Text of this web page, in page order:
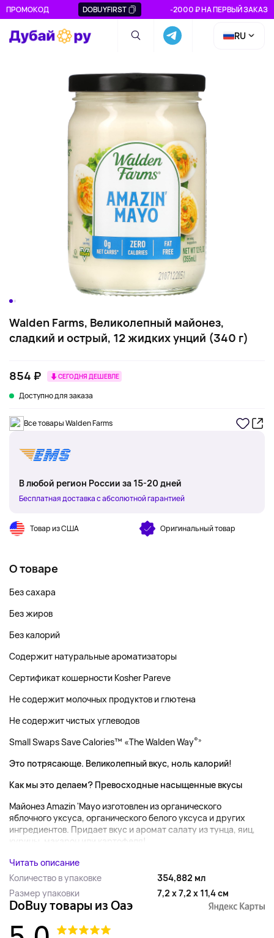
ПРОМОКОД DOBUYFIRST -2000 ₽ НА ПЕРВЫЙ ЗАКАЗ
RU
Walden Farms, Великолепный майонез,
сладкий и острый, 12 жидких унций (340 г)
854 ₽ СЕГОДНЯ ДЕШЕВЛЕ
Доступно для заказа
Все товары Walden Farms
В любой регион России за 15-20 дней
Бесплатная доставка с абсолютной гарантией
Товар из США Оригинальный товар
О товаре
Без сахара
Без жиров
Без калорий
Содержит натуральные ароматизаторы
Сертификат кошерности Kosher Pareve
Не содержит молочных продуктов и глютена
Не содержит чистых углеводов
Small Swaps Save Calories™ «The Walden Way®»
Это потрясающе. Великолепный вкус, ноль калорий!
Как мы это делаем? Превосходные насыщенные вкусы
Майонез Amazin 'Mayo изготовлен из органического
яблочного уксуса, органического белого уксуса и других
ингредиентов. Придает вкус и аромат салату из тунца, яиц,
курицы, макарон или картофеля!...
Читать описание
Количество в упаковке
354,882 мл
Размер упаковки
7,2 x 7,2 x 11,4 см